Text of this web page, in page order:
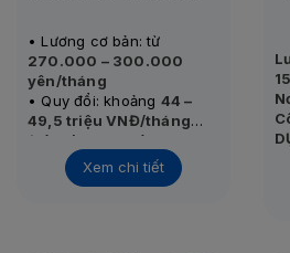
• Lương cơ bản: từ
270.000 – 300.000
yên/tháng
• Quy đổi: khoảng 44 –
49,5 triệu VNĐ/tháng
(Tỷ giá tham khảo: 1.000
yên ≈ 165.331 VNĐ)
55 triệu VNĐ/tháng
• Nơi làm việc: Kanagawa
Xem chi tiết